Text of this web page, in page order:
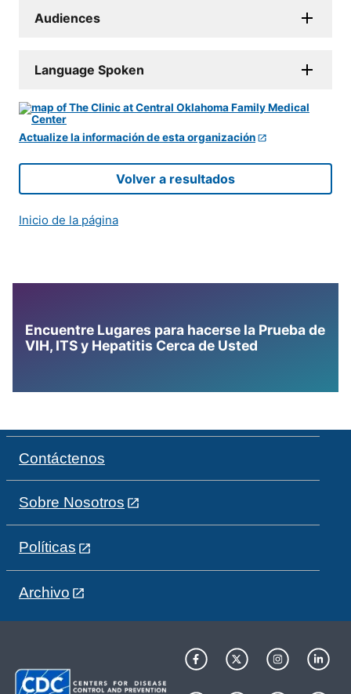
Audiences
Language Spoken
Actualize la información de esta organización
Volver a resultados
Inicio de la página
Encuentre Lugares para hacerse la Prueba de
VIH, ITS y Hepatitis Cerca de Usted
Contáctenos
Sobre Nosotros
Políticas
Archivo